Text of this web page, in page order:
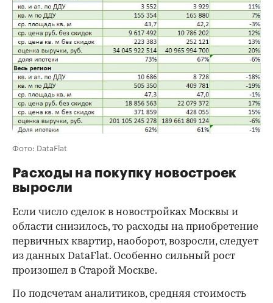
Фото: DataFlat
Расходы на покупку новостроек
выросли
Если число сделок в новостройках Москвы и
области снизилось, то расходы на приобретение
первичных квартир, наоборот, возросли, следует
из данных DataFlat. Особенно сильный рост
произошел в Старой Москве.
По подсчетам аналитиков, средняя стоимость